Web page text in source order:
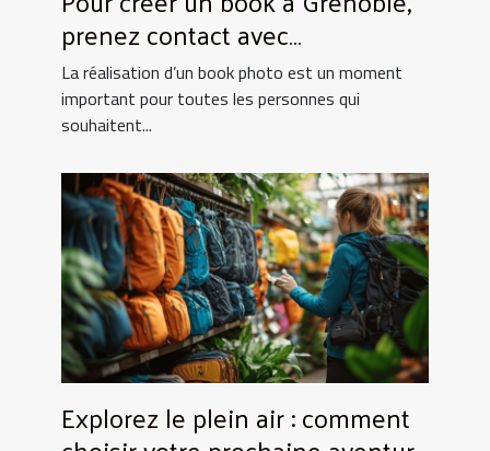
prenez contact avec
UtopikPhoto !
La réalisation d’un book photo est un moment
important pour toutes les personnes qui
souhaitent...
Explorez le plein air : comment